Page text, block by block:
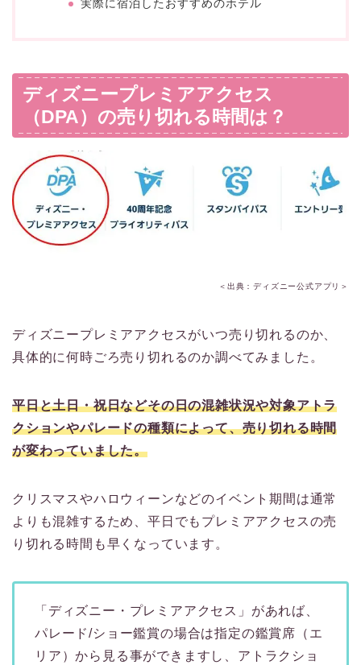
実際に宿泊したおすすめのホテル
ディズニープレミアアクセス
（DPA）の売り切れる時間は？
＜出典：ディズニー公式アプリ＞
ディズニープレミアアクセスがいつ売り切れるのか、
具体的に何時ごろ売り切れるのか調べてみました。
平日と土日・祝日などその日の混雑状況や対象アトラ
クションやパレードの種類によって、売り切れる時間
が変わっていました。
クリスマスやハロウィーンなどのイベント期間は通常
よりも混雑するため、平日でもプレミアアクセスの売
り切れる時間も早くなっています。
「ディズニー・プレミアアクセス」があれば、
パレード/ショー鑑賞の場合は指定の鑑賞席（エ
リア）から見る事ができますし、アトラクショ